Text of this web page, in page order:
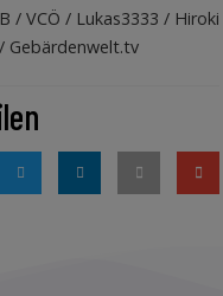
/ VCÖ / Lukas3333 / Hiroki
Gebärdenwelt.tv